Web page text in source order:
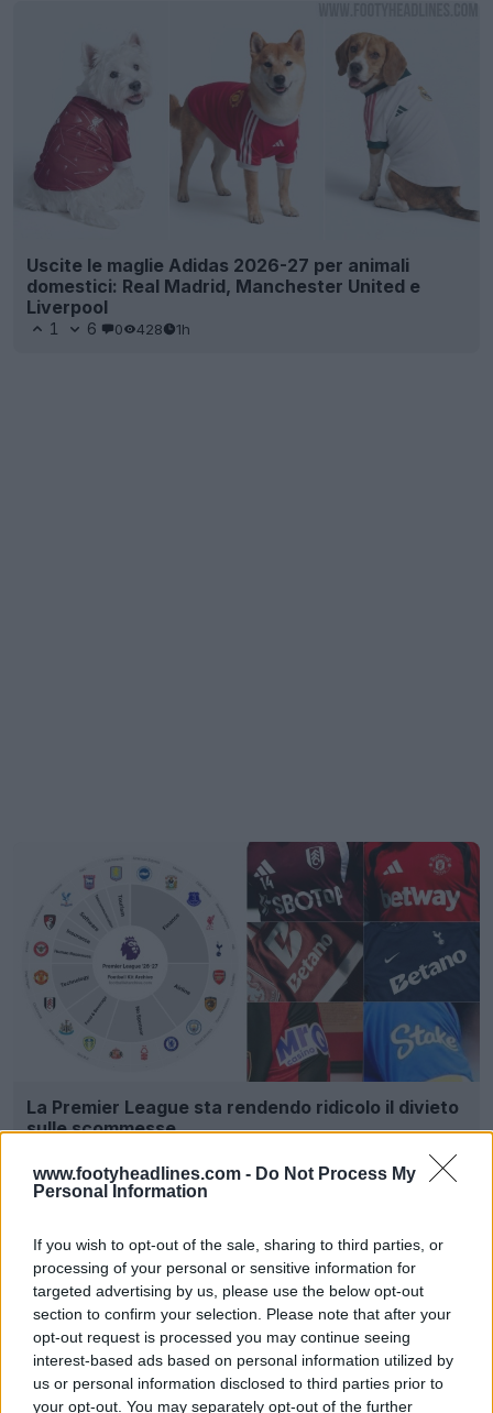
www.footyheadlines.com - Do Not Process My
Personal Information
If you wish to opt-out of the sale, sharing to third parties, or
processing of your personal or sensitive information for
targeted advertising by us, please use the below opt-out
section to confirm your selection. Please note that after your
opt-out request is processed you may continue seeing
interest-based ads based on personal information utilized by
us or personal information disclosed to third parties prior to
your opt-out. You may separately opt-out of the further
Uscite le maglie Adidas 2026-27 per animali
domestici: Real Madrid, Manchester United e
Liverpool
1 6 0 428 1h
La Premier League sta rendendo ridicolo il divieto
sulle scommesse